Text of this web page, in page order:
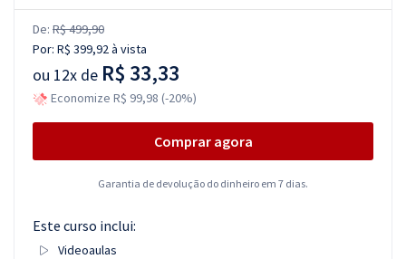
De: R$ 499,90
Por: R$ 399,92à vista
ou 12x de R$ 33,33
Economize R$ 99,98 (-20%)
Comprar agora
Garantia de devolução do dinheiro em 7 dias.
Este curso inclui:
Videoaulas